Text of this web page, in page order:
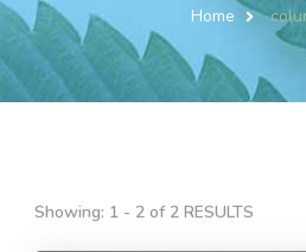
Home
Showing: 1 - 2 of 2 RESULTS